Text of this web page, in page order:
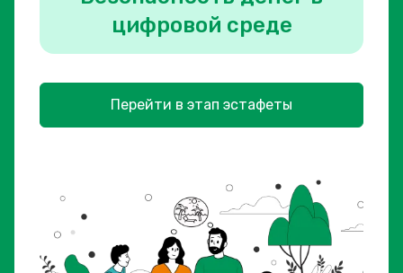
цифровой среде
Перейти в этап эстафеты